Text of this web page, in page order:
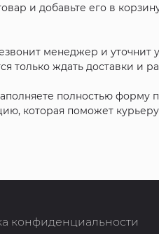
и добавьте его в
менеджер и уточнит
только ждать доставки и
полностью форму
которая поможет
конфиденциальности